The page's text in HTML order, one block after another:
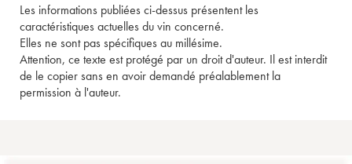
Les informations publiées ci-dessus présentent les
caractéristiques actuelles du vin concerné.
Elles ne sont pas spécifiques au millésime.
Attention, ce texte est protégé par un droit d'auteur. Il est interdit
de le copier sans en avoir demandé préalablement la
permission à l'auteur.